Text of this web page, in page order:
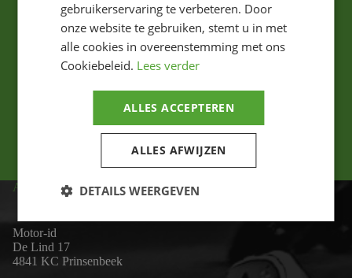
Ik ga akkoord met het privacybeleid.
ADRES
Motor-id
De Lind 17
4841 KC Prinsenbeek
gebruikerservaring te verbeteren. Door
onze website te gebruiken, stemt u in met
alle cookies in overeenstemming met ons
Cookiebeleid. Lees verder
ALLES ACCEPTEREN
ALLES AFWIJZEN
DETAILS WEERGEVEN